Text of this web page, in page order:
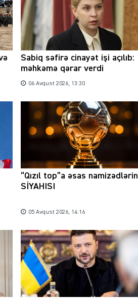
Sabiq səfirə cinayət işi açılıb:
məhkəmə qərar verdi
06 Avqust 2026, 13:30
“Qızıl top”a əsas namizədlərin
SİYAHISI
05 Avqust 2026, 14:16